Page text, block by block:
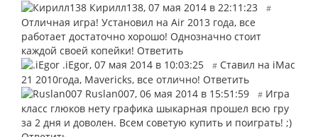
Кирилл138, 07 мая 2014 в 22:11:23 #
Отличная игра! Установил на Air 2013 года, все
работает достаточно хорошо! Однозначно стоит
каждой своей копейки! Ответить
.iEgor, 07 мая 2014 в 10:03:25 # Ставил на iMac
21 2010года, Mavericks, все отлично! Ответить
Ruslan007, 06 мая 2014 в 15:51:59 # Игра
класс глюков нету графика шыкарная прошел всю гру
за 2 дня и доволен. Всем советую купить и поиграть! ;)